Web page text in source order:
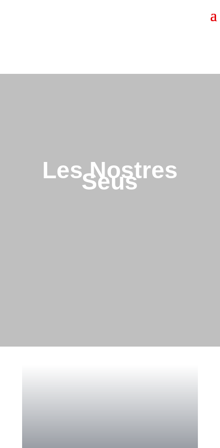
Les Nostres
Seus